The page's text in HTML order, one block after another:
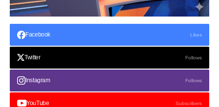
Facebook Likes
Twitter Follows
Instagram Follows
YouTube Subscribers